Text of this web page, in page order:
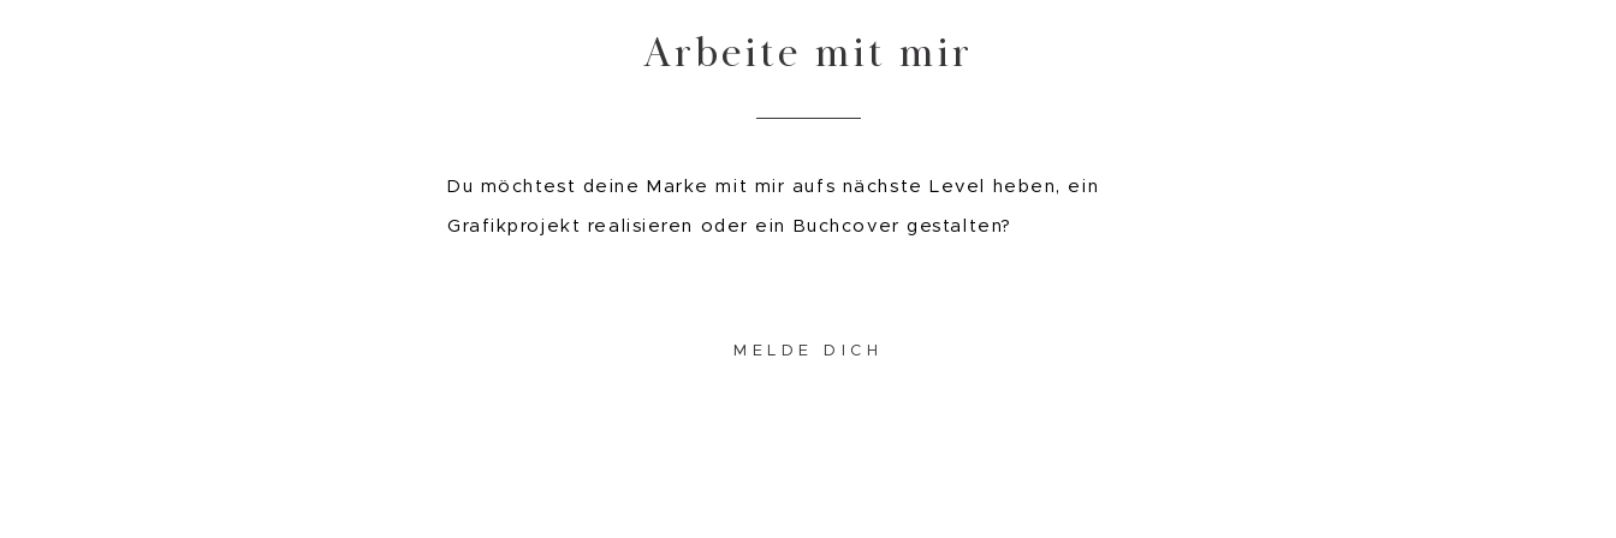
Arbeite mit mir
Du möchtest deine Marke mit mir aufs nächste Level heben, ein
Grafikprojekt realisieren oder ein Buchcover gestalten?
MELDE DICH